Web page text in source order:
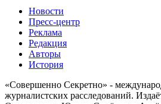
Новости
Пресс-центр
Реклама
Редакция
Авторы
История
«Совершенно Секретно» -
журналистских расследований.